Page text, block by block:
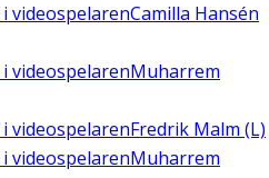
i videospelarenCamilla Hansén
i videospelarenMuharrem
i videospelarenFredrik Malm (L)
i videospelarenMuharrem